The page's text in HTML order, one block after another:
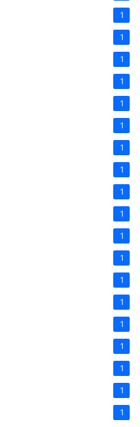
1
1
1
1
1
1
1
1
1
1
1
1
1
1
1
1
1
1
1